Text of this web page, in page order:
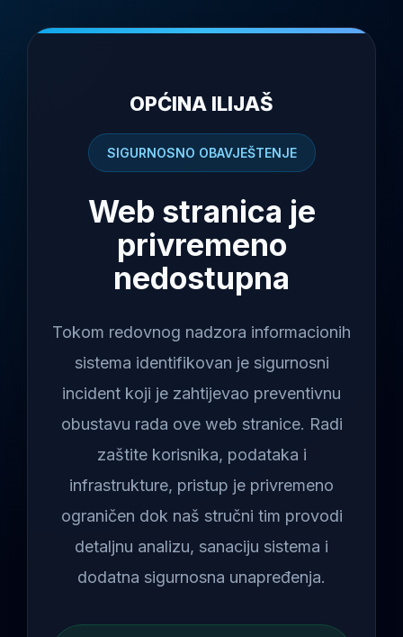
OPĆINA ILIJAŠ
SIGURNOSNO OBAVJEŠTENJE
Web stranica je
privremeno
nedostupna
Tokom redovnog nadzora informacionih
sistema identifikovan je sigurnosni
incident koji je zahtijevao preventivnu
obustavu rada ove web stranice. Radi
zaštite korisnika, podataka i
infrastrukture, pristup je privremeno
ograničen dok naš stručni tim provodi
detaljnu analizu, sanaciju sistema i
dodatna sigurnosna unapređenja.